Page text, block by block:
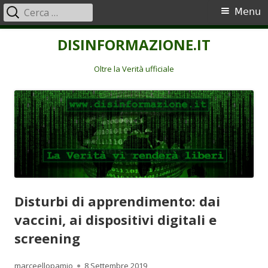
DISINFORMAZIONE.IT
Oltre la Verità ufficiale
Menu
principale
Menu
Ricerca
per:
Disturbi di apprendimento: dai
vaccini, ai dispositivi digitali e
screening
Autore
marceellopamio Pubblicato
8 Settembre 2019